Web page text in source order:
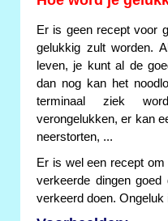
Er is geen recept voor
gelukkig zult worden.
leven, je kunt al de
dan nog kan het
terminaal ziek
verongelukken, er kan
neerstorten, ...
Er is wel een recept
verkeerde dingen
verkeerd doen. Ongeluk